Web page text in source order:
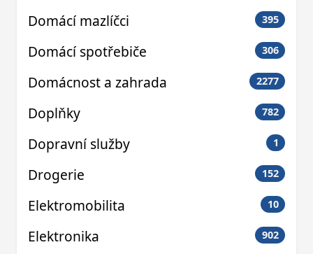
Domácí mazlíčci 395
Domácí spotřebiče 306
Domácnost a zahrada 2277
Doplňky 782
Dopravní služby 1
Drogerie 152
Elektromobilita 10
Elektronika 902